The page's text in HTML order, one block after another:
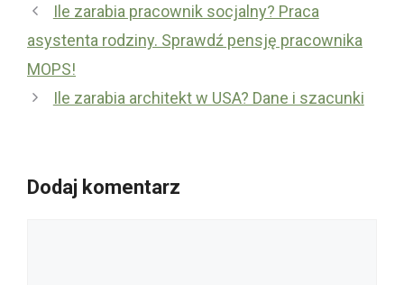
Ile zarabia pracownik socjalny? Praca
asystenta rodziny. Sprawdź pensję pracownika
MOPS!
Ile zarabia architekt w USA? Dane i szacunki
Dodaj komentarz